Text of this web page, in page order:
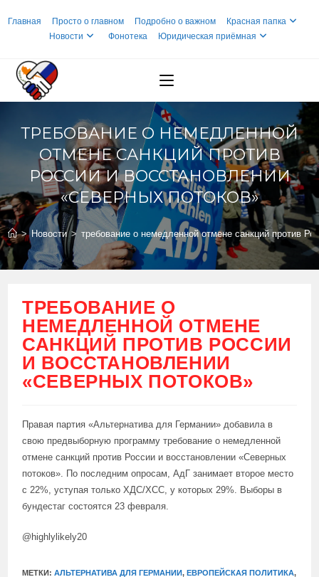
Главная Просто о главном Подробно о важном
Красная папка
Новости
Фонотека Юридическая приёмная
ТРЕБОВАНИЕ О НЕМЕДЛЕННОЙ
ОТМЕНЕ САНКЦИЙ ПРОТИВ
РОССИИ И ВОССТАНОВЛЕНИИ
«СЕВЕРНЫХ ПОТОКОВ»
> Новости > требование о немедленной отмене санкций против
ТРЕБОВАНИЕ О
НЕМЕДЛЕННОЙ ОТМЕНЕ
САНКЦИЙ ПРОТИВ РОССИИ
И ВОССТАНОВЛЕНИИ
«СЕВЕРНЫХ ПОТОКОВ»
Правая партия «Альтернатива для Германии» добавила в
свою предвыборную программу требование о немедленной
отмене санкций против России и восстановлении «Северных
потоков». По последним опросам, АдГ занимает второе место
с 22%, уступая только ХДС/ХСС, у которых 29%. Выборы в
бундестаг состоятся 23 февраля.
@highlylikely20
МЕТКИ:АЛЬТЕРНАТИВА ДЛЯ ГЕРМАНИИ, ЕВРОПЕЙСКАЯ ПОЛИТИКА,